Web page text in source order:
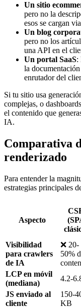
Un sitio
pero no la
esos se cargan
Un blog
pero no los
una API en el
Un portal SaaS:
la
enrutador del
Si tu sitio usa
complejas, o
el contenido que
IA.
Comparativa
renderizado
Para entender la
estrategias principales
Aspecto
Visibilidad
para crawlers
de IA
❌ 20-
50%
LCP en móvil
(mediana)
4.2-
JS enviado al
cliente
150-
KB